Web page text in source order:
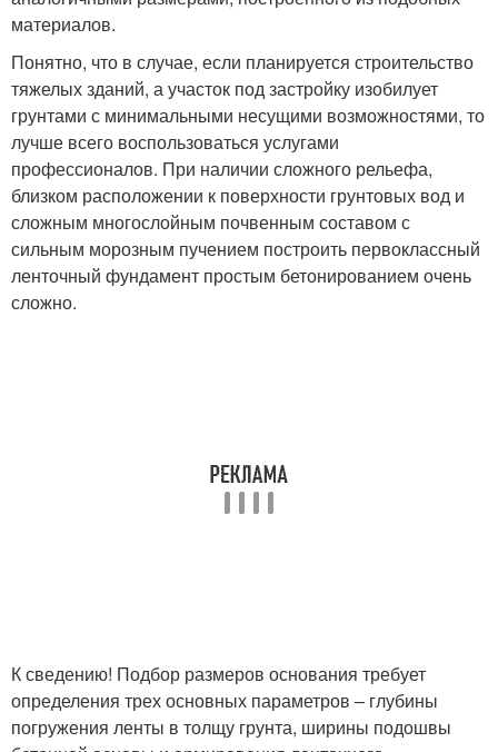
материалов.
Понятно, что в случае, если планируется строительство
тяжелых зданий, а участок под застройку изобилует
грунтами с минимальными несущими возможностями, то
лучше всего воспользоваться услугами
профессионалов. При наличии сложного рельефа,
близком расположении к поверхности грунтовых вод и
сложным многослойным почвенным составом с
сильным морозным пучением построить первоклассный
ленточный фундамент простым бетонированием очень
сложно.
К сведению! Подбор размеров основания требует
определения трех основных параметров – глубины
погружения ленты в толщу грунта, ширины подошвы